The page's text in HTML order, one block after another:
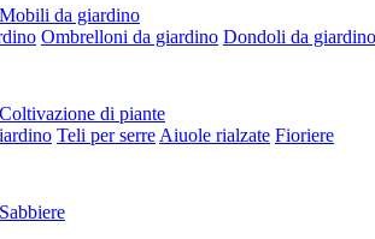
Mobili da giardino
Ombrelloni da giardino Dondoli da giardino
Coltivazione di piante
Teli per serre Aiuole rialzate Fioriere
Sabbiere